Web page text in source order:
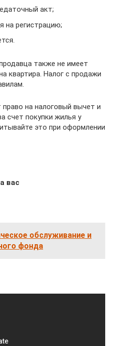
акт;
на регистрацию;
также не имеет
квартира. Налог с продажи
на налоговый вычет и
счет покупки жилья у
это при оформлении
вас
обслуживание и
фонда